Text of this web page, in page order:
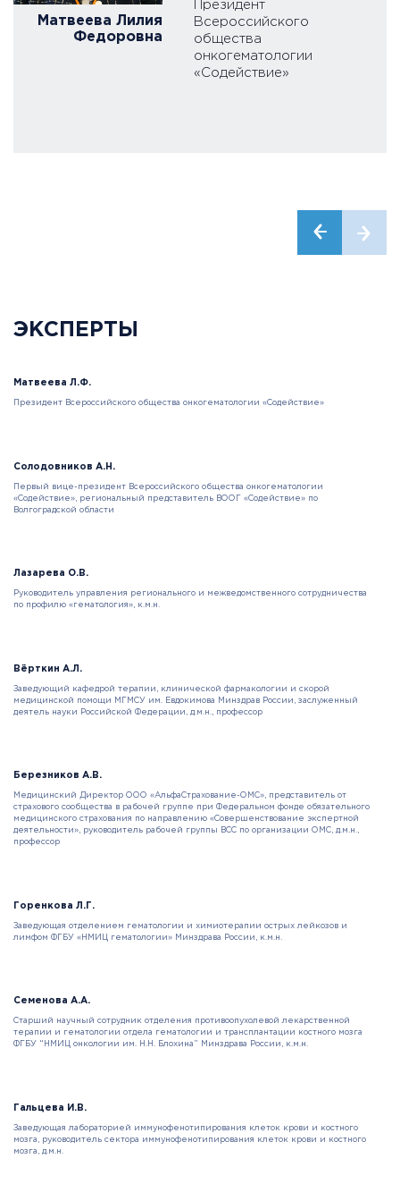
Матвеева Лилия
Федоровна
Президент
Всероссийского
общества
онкогематологии
«Содействие»
ЭКСПЕРТЫ
Матвеева Л.Ф.
Президент Всероссийского общества онкогематологии «Содействие»
Солодовников А.Н.
Первый вице-президент Всероссийского общества онкогематологии
«Содействие», региональный представитель ВООГ «Содействие» по
Волгоградской области
Лазарева О.В.
Руководитель управления регионального и межведомственного сотрудничества
по профилю «гематология», к.м.н.
Вёрткин А.Л.
Заведующий кафедрой терапии, клинической фармакологии и скорой
медицинской помощи МГМСУ им. Евдокимова Минздрав России, заслуженный
деятель науки Российской Федерации, д.м.н., профессор
Березников А.В.
Медицинский Директор ООО «АльфаСтрахование-ОМС», представитель от
страхового сообщества в рабочей группе при Федеральном фонде обязательного
медицинского страхования по направлению «Совершенствование экспертной
деятельности», руководитель рабочей группы ВСС по организации ОМС, д.м.н.,
профессор
Горенкова Л.Г.
Заведующая отделением гематологии и химиотерапии острых лейкозов и
лимфом ФГБУ «НМИЦ гематологии» Минздрава России, к.м.н.
Семенова А.А.
Старший научный сотрудник отделения противоопухолевой лекарственной
терапии и гематологии отдела гематологии и трансплантации костного мозга
ФГБУ “НМИЦ онкологии им. Н.Н. Блохина” Минздрава России, к.м.н.
Гальцева И.В.
Заведующая лабораторией иммунофенотипирования клеток крови и костного
мозга, руководитель сектора иммунофенотипирования клеток крови и костного
мозга, д.м.н.